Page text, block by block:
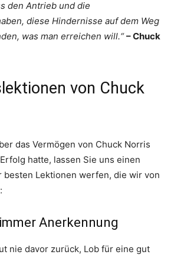
den Antrieb und die
diese Hindernisse auf dem Weg
was man erreichen will.“– Chuck
von Chuck
das Vermögen von Chuck Norris
hatte, lassen Sie uns einen
besten Lektionen werfen, die wir von
Anerkennung
nie davor zurück, Lob für eine gut